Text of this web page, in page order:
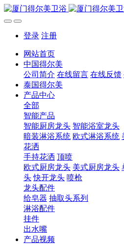
登录 注册
网站首页
中国得尔美
公司简介 在线留言 在线反馈
泰国得尔美
产品中心
全部
智能产品
智能厨房龙头 智能浴室龙头
暗装淋浴系统 欧式淋浴系统
花洒
手持花洒 顶喷
欧式厨房龙头 美式厨房龙头
头 快开龙头 喷枪
龙头配件
给皂器 抽取头系列
淋浴配件
挂件
出水嘴
产品视频